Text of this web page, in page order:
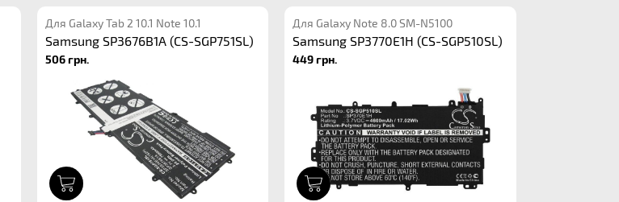
Для Galaxy Tab 2 10.1 Note 10.1
Samsung SP3676B1A (CS-SGP751SL)
506 грн.
Для Galaxy Note 8.0 SM-N5100
Samsung SP3770E1H (CS-SGP510SL)
449 грн.